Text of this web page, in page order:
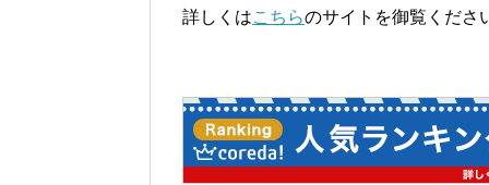
詳しくはこちらのサイトを御覧くださ